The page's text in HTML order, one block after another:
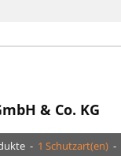
& Co. KG
- 1 Schutzart(en)-